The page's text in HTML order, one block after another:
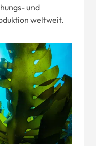
und
weltweit.